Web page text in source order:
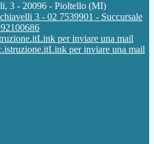
3 - 20096 - Pioltello (MI)
3 - 02 7539901 - Succursale
Link per inviare una mail
Link per inviare una mail